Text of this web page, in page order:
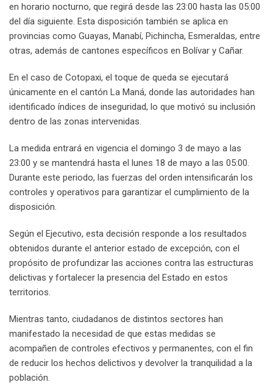
en horario nocturno, que regirá desde las 23:00 hasta las 05:00
del día siguiente. Esta disposición también se aplica en
provincias como Guayas, Manabí, Pichincha, Esmeraldas, entre
otras, además de cantones específicos en Bolívar y Cañar.
En el caso de Cotopaxi, el toque de queda se ejecutará
únicamente en el cantón La Maná, donde las autoridades han
identificado índices de inseguridad, lo que motivó su inclusión
dentro de las zonas intervenidas.
La medida entrará en vigencia el domingo 3 de mayo a las
23:00 y se mantendrá hasta el lunes 18 de mayo a las 05:00.
Durante este periodo, las fuerzas del orden intensificarán los
controles y operativos para garantizar el cumplimiento de la
disposición.
Según el Ejecutivo, esta decisión responde a los resultados
obtenidos durante el anterior estado de excepción, con el
propósito de profundizar las acciones contra las estructuras
delictivas y fortalecer la presencia del Estado en estos
territorios.
Mientras tanto, ciudadanos de distintos sectores han
manifestado la necesidad de que estas medidas se
acompañen de controles efectivos y permanentes, con el fin
de reducir los hechos delictivos y devolver la tranquilidad a la
población.